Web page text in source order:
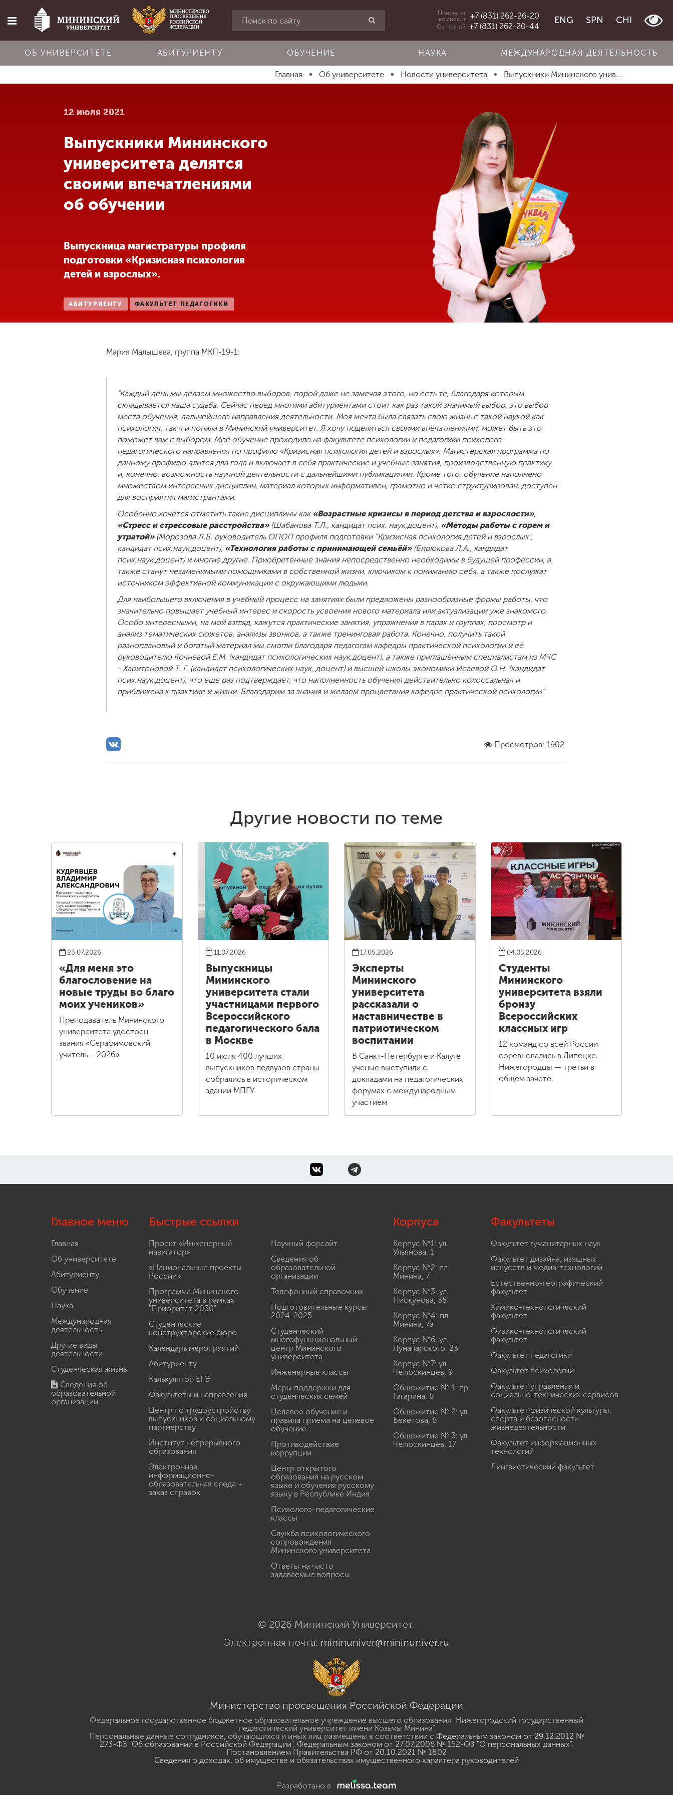
Главная
Об университете
Абитуриенту
Обучение
Международная
деятельность
Приемная
комиссия +7 (831) 262-26-20
Основной +7 (831) 262-20-44
ENG SPN CHI
ОБ УНИВЕРСИТЕТЕ АБИТУРИЕНТУ ОБУЧЕНИЕ НАУКА МЕЖДУНАРОДНАЯ ДЕЯТЕЛЬНОСТЬ
Главная Об университете Новости университета Выпускники Мининского унив...
12 июля 2021
Выпускники Мининского
университета делятся
своими впечатлениями
об обучении
Выпускница магистратуры профиля
подготовки «Кризисная психология
детей и взрослых».
АБИТУРИЕНТУ ФАКУЛЬТЕТ ПЕДАГОГИКИ
Мария Малышева, группа МКП-19-1:
"Каждый день мы делаем множество выборов, порой даже не замечая этого, но есть те, благодаря которым
складывается наша судьба. Сейчас перед многими абитуриентами стоит как раз такой значимый выбор, это выбор
места обучения, дальнейшего направления деятельности. Моя мечта была связать свою жизнь с такой наукой как
психология, так я и попала в Мининский университет. Я хочу поделиться своими впечатлениями, может быть это
поможет вам с выбором. Моё обучение проходило на факультете психологии и педагогики психолого-
педагогического направления по профилю «Кризисная психология детей и взрослых». Магистерская программа по
данному профилю длится два года и включает в себя практические и учебные занятия, производственную практику
и, конечно, возможность научной деятельности с дальнейшими публикациями. Кроме того, обучение наполнено
множеством интересных дисциплин, материал которых информативен, грамотно и чётко структурирован, доступен
для восприятия магистрантами.
Особенно хочется отметить такие дисциплины как «Возрастные кризисы в период детства и взрослости»,
«Стресс и стрессовые расстройства»(Шабанова Т.Л., кандидат псих. наук,доцент), «Методы работы с горем и
утратой»(Морозова Л.Б. руководитель ОПОП профиля подготовки “Кризисная психология детей и взрослых”,
кандидат псих.наук,доцент), «Технология работы с принимающей семьёй»(Бирюкова Л.А., кандидат
псих.наук,доцент) и многие другие. Приобретённые знания непосредственно необходимы в будущей профессии, а
также станут незаменимыми помощниками в собственной жизни, ключиком к пониманию себя, а также послужат
источником эффективной коммуникации с окружающими людьми.
Для наибольшего включения в учебный процесс на занятиях были предложены разнообразные формы работы, что
значительно повышает учебный интерес и скорость усвоения нового материала или актуализации уже знакомого.
Особо интересными, на мой взгляд, кажутся практические занятия, упражнения в парах и группах, просмотр и
анализ тематических сюжетов, анализы звонков, а также тренинговая работа. Конечно, получить такой
разноплановый и богатый материал мы смогли благодаря педагогам кафедры практической психологии и её
руководителю Кочневой Е.М. (кандидат психологических наук,доцент), а также приглашённым специалистам из МЧС
- Харитоновой Т. Г. (кандидат психологических наук, доцент) и высшей школы экономики Исаевой О.Н. (кандидат
псих.наук,доцент), что еще раз подтверждает, что наполненность обучения действительно колоссальная и
приближена к практике и жизни. Благодарим за знания и желаем процветания кафедре практической психологии"
Просмотров: 1902
Другие новости по теме
23.07.2026
«Для меня это
благословение на
новые труды во благо
моих учеников»
Преподаватель Мининского
университета удостоен
звания «Серафимовский
учитель – 2026»
11.07.2026
Выпускницы
Мининского
университета стали
участницами первого
Всероссийского
педагогического бала
в Москве
10 июля 400 лучших
выпускников педвузов страны
собрались в историческом
здании МПГУ
17.05.2026
Эксперты
Мининского
университета
рассказали о
наставничестве в
патриотическом
воспитании
В Санкт-Петербурге и Калуге
ученые выступили с
докладами на педагогических
форумах с международным
участием
04.05.2026
Студенты
Мининского
университета взяли
бронзу
Всероссийских
классных игр
12 команд со всей России
соревновались в Липецке.
Нижегородцы — третьи в
общем зачете
Главное меню
Главная
Об университете
Абитуриенту
Обучение
Наука
Международная
деятельность
Другие виды
деятельности
Студенческая жизнь
Сведения об
образовательной
организации
Быстрые ссылки
Проект «Инженерный
навигатор»
«Национальные проекты
России»
Программа Мининского
университета в рамках
"Приоритет 2030"
Студенческие
конструкторские бюро
Календарь мероприятий
Абитуриенту
Калькулятор ЕГЭ
Факультеты и направления
Центр по трудоустройству
выпускников и социальному
партнерству
Институт непрерывного
образования
Электронная
информационно-
образовательная среда +
заказ справок
Научный форсайт
Сведения об
образовательной
организации
Телефонный справочник
Подготовительные курсы
2024-2025
Студенческий
многофункциональный
центр Мининского
университета
Инженерные классы
Меры поддержки для
студенческих семей
Целевое обучение и
правила приема на целевое
обучение
Противодействие
коррупции
Центр открытого
образования на русском
языке и обучения русскому
языку в Республике Индия
Психолого-педагогические
классы
Служба психологического
сопровождения
Мининского университета
Ответы на часто
задаваемые вопросы
Корпуса
Корпус №1: ул.
Ульянова, 1
Корпус №2: пл.
Минина, 7
Корпус №3: ул.
Пискунова, 38
Корпус №4: пл.
Минина, 7а
Корпус №6: ул.
Луначарского, 23
Корпус №7: ул.
Челюскинцев, 9
Общежитие № 1: пр.
Гагарина, 6
Общежитие № 2: ул.
Бекетова, 6
Общежитие № 3: ул.
Челюскинцев, 17
Факультеты
Факультет гуманитарных наук
Факультет дизайна, изящных
искусств и медиа-технологий
Естественно-географический
факультет
Химико-технологический
факультет
Физико-технологический
факультет
Факультет педагогики
Факультет психологии
Факультет управления и
социально-технических сервисов
Факультет физической культуры,
спорта и безопасности
жизнедеятельности
Факультет информационных
технологий
Лингвистический факультет
© 2026 Мининский Университет.
Электронная почта: mininuniver@mininuniver.ru
Министерство просвещения Российской Федерации
Федеральное государственное бюджетное образовательное учреждение высшего образования "Нижегородский государственный
педагогический университет имени Козьмы Минина"
Персональные данные сотрудников, обучающихся и иных лиц размещены в соответствии с Федеральным законом от 29.12.2012 №
273-ФЗ "Об образовании в Российской Федерации", Федеральным законом от 27.07.2006 № 152-ФЗ "О персональных данных",
Постановлением Правительства РФ от 20.10.2021 № 1802
Сведения о доходах, об имуществе и обязательствах имущественного характера руководителей
Разработано в